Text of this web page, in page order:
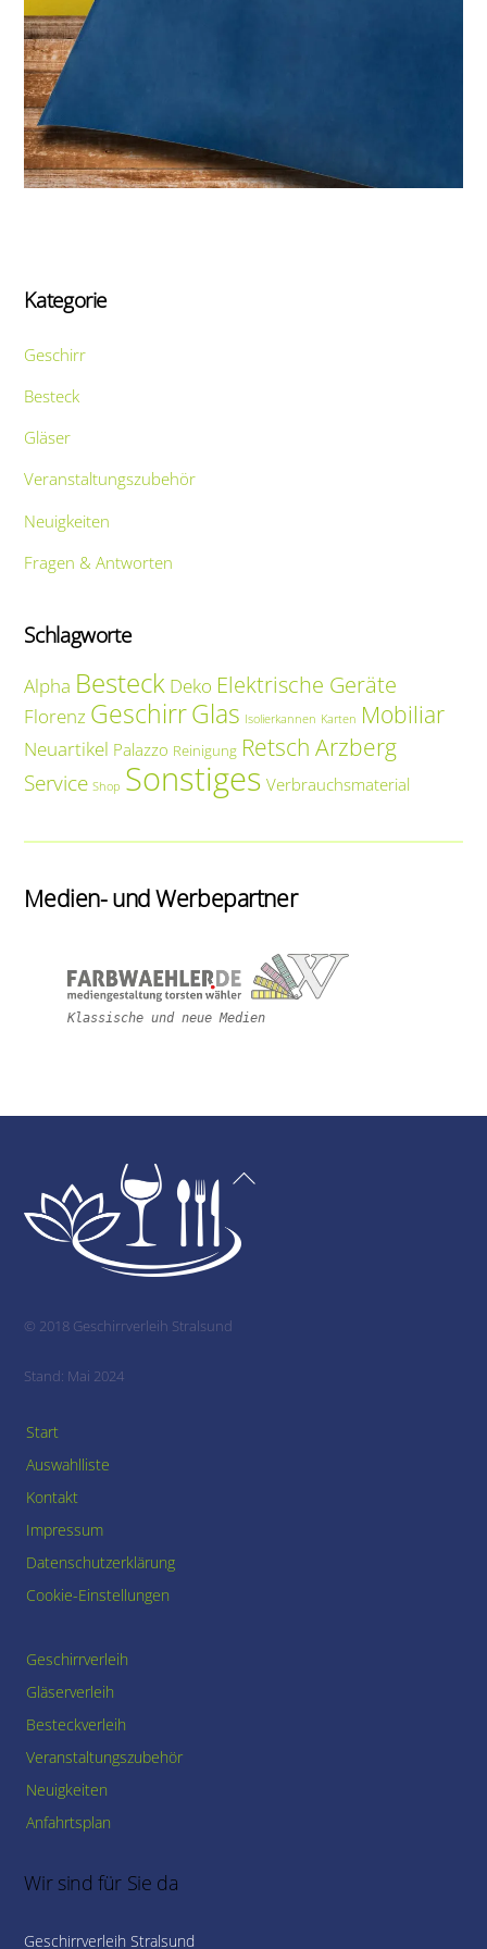
Kategorie
Geschirr
Besteck
Gläser
Veranstaltungszubehör
Neuigkeiten
Fragen & Antworten
Schlagworte
Alpha Besteck Deko Elektrische Geräte
Florenz GeschirrGlas Isolierkannen Karten Mobiliar
Neuartikel Palazzo Reinigung Retsch Arzberg
Service Shop Sonstiges Verbrauchsmaterial
Medien- und Werbepartner
Klassische und neue Medien
Back
© 2018 Geschirrverleih Stralsund
Stand: Mai 2024
Start
Auswahlliste
Kontakt
Impressum
Datenschutzerklärung
Cookie-Einstellungen
Geschirrverleih
Gläserverleih
Besteckverleih
Veranstaltungszubehör
Neuigkeiten
Anfahrtsplan
Wir sind für Sie da
Geschirrverleih Stralsund